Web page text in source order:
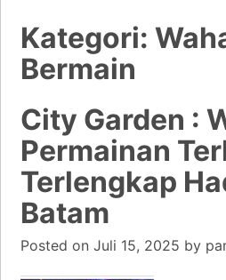
Kategori:
Bermain
City Garden :
Permainan
Terlengkap
Batam
Posted on Juli 15, 2025 by